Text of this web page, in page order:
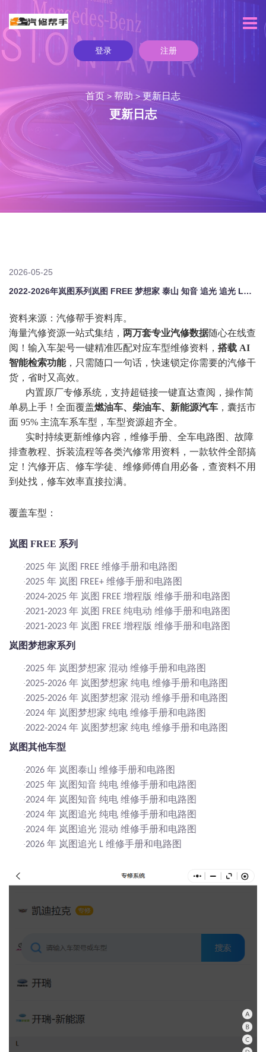
登录 注册
首页 > 帮助>更新日志
更新日志
2026-05-25
2022-2026年岚图系列岚图 FREE 梦想家 泰山 知音 追光 追光 L。原厂维修手册电路图资料、维修资料、汽修资料库、正时资料、螺丝扭力、拆装步骤、故障码、针脚定义、保险盒图解、发动机大修资料、变速箱维修资料、底盘维修图纸、车身线路图、传感器线路图、数据流资料、线束走向图、继电器位置图、空调维修图纸、车身控制模块资料、发动机正时图解、大修装配数据、通病故障案例、新能源高压电路图、混
资料来源：汽修帮手资料库。
海量汽修资源一站式集结， 两万套专业汽修数据随心在线查
阅！输入车架号一键精准匹配对应车型维修资料， 搭载 AI
智能检索功能，只需随口一句话，快速锁定你需要的汽修干
货，省时又高效。
内置原厂专修系统，支持超链接一键直达查阅，操作简
单易上手！全面覆盖燃油车、柴油车、新能源汽车 ，囊括市
面 95% 主流车系车型，车型资源超齐全。
实时持续更新维修内容，维修手册、全车电路图、故障
排查教程、拆装流程等各类汽修常用资料，一款软件全部搞
定！汽修开店、修车学徒、维修师傅自用必备，查资料不用
到处找，修车效率直接拉满。
覆盖车型：
岚图 FREE 系列
·2025 年 岚图 FREE 维修手册和电路图
·2025 年 岚图 FREE+ 维修手册和电路图
·2024-2025 年 岚图 FREE 增程版 维修手册和电路图
·2021-2023 年 岚图 FREE 纯电动 维修手册和电路图
·2021-2023 年 岚图 FREE 增程版 维修手册和电路图
岚图梦想家系列
·2025 年 岚图梦想家 混动 维修手册和电路图
·2025-2026 年 岚图梦想家 纯电 维修手册和电路图
·2025-2026 年 岚图梦想家 混动 维修手册和电路图
·2024 年 岚图梦想家 纯电 维修手册和电路图
·2022-2024 年 岚图梦想家 纯电 维修手册和电路图
岚图其他车型
·2026 年 岚图泰山 维修手册和电路图
·2025 年 岚图知音 纯电 维修手册和电路图
·2024 年 岚图知音 纯电 维修手册和电路图
·2024 年 岚图追光 纯电 维修手册和电路图
·2024 年 岚图追光 混动 维修手册和电路图
·2026 年 岚图追光 L 维修手册和电路图